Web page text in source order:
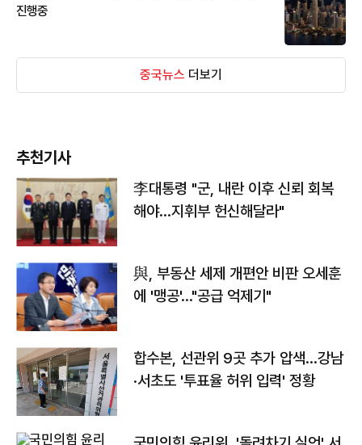
진행중
중국뉴스 더보기
추천기사
李대통령 "군, 내란 이후 신뢰 회복
해야…지휘부 헌신해달라"
與, 부동산 세제 개편안 비판 오세훈
에 '맹공'…"공급 억제기"
합수본, 선관위 9곳 추가 압색…강남
·서초도 '투표율 허위 입력' 정황